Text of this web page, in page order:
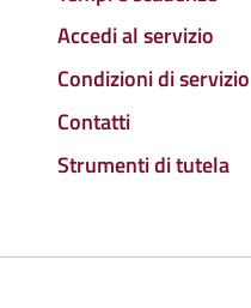
Accedi al servizio
Condizioni di servizio
Contatti
Strumenti di tutela